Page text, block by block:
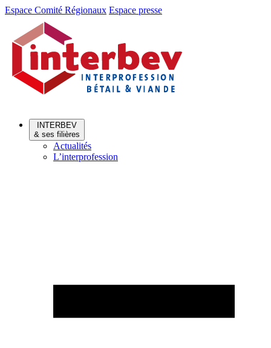
Aller
Aller
contenu
Espace Comité Régionaux Espace presse
INTERBEV
& ses filières
Actualités
L’interprofession